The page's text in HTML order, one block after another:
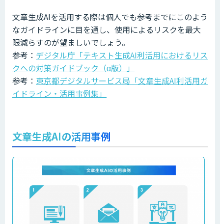
文章生成AIを活用する際は個人でも参考までにこのよう
なガイドラインに目を通し、使用によるリスクを最大
限減らすのが望ましいでしょう。
参考： デジタル庁「テキスト生成AI利活用におけるリス
クへの対策ガイドブック（α版）」
参考： 東京都デジタルサービス局「文章生成AI利活用ガ
イドライン・活用事例集」
文章生成AIの活用事例